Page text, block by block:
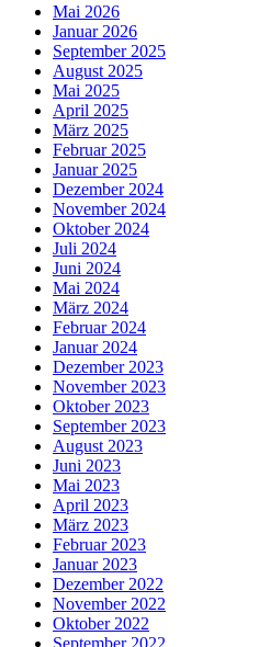
Mai 2026
Januar 2026
September 2025
August 2025
Mai 2025
April 2025
März 2025
Februar 2025
Januar 2025
Dezember 2024
November 2024
Oktober 2024
Juli 2024
Juni 2024
Mai 2024
März 2024
Februar 2024
Januar 2024
Dezember 2023
November 2023
Oktober 2023
September 2023
August 2023
Juni 2023
Mai 2023
April 2023
März 2023
Februar 2023
Januar 2023
Dezember 2022
November 2022
Oktober 2022
September 2022